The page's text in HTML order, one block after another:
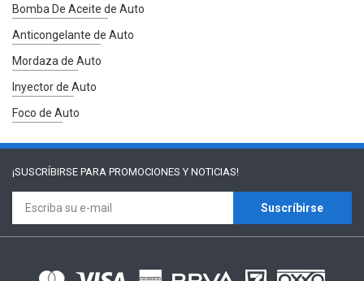
Bomba De Aceite de Auto
Anticongelante de Auto
Mordaza de Auto
Inyector de Auto
Foco de Auto
¡SUSCRÍBIRSE PARA PROMOCIONES Y NOTICIAS!
Suscríbirse